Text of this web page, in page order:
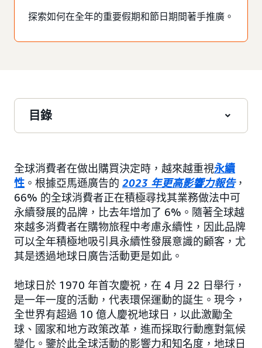
探索如何在全年的重要假期和節日期間著手推廣。
目錄
全球消費者在做出購買決定時，越來越重視永續
性 。根據亞馬遜廣告的 2023 年更高影響力報告，
66% 的全球消費者正在積極尋找其業務做法中可
永續發展的品牌，比去年增加了 6%。隨著全球越
來越多消費者在購物旅程中考慮永續性，因此品牌
可以全年積極地吸引具永續性發展意識的顧客，尤
其是透過地球日廣告活動更是如此。
地球日於 1970 年首次慶祝，在 4 月 22 日舉行，
是一年一度的活動，代表環保運動的誕生。現今，
全世界有超過 10 億人慶祝地球日，以此激勵全
球、國家和地方政策改革，進而採取行動應對氣候
變化。鑒於此全球活動的影響力和知名度，地球日